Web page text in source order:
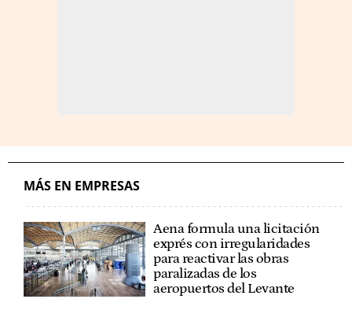
MÁS EN EMPRESAS
Aena formula una licitación
exprés con irregularidades
para reactivar las obras
paralizadas de los
aeropuertos del Levante